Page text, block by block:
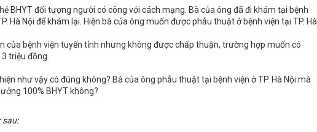
BHYT đối tượng người có công với cách mạng. Bà của ông đã đi khám tại bệnh
Hà Nội để khám lại. Hiện bà của ông muốn được phẫu thuật ở bệnh viện tại TP. Hà
của bệnh viện tuyến tỉnh nhưng không được chấp thuận, trường hợp muốn có
triệu đồng.
như vậy có đúng không? Bà của ông phẫu thuật tại bệnh viện ở TP. Hà Nội mà
100% BHYT không?
sau: